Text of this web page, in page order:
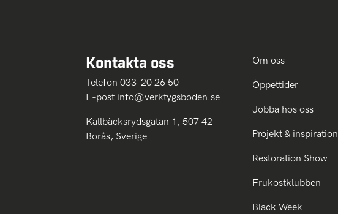
Kontakta oss
Telefon 033-20 26 50
E-post info@verktygsboden.se
Källbäcksrydsgatan 1, 507 42
Borås, Sverige
Om oss
Öppettider
Jobba hos oss
Projekt & inspiration
Restoration Show
Frukostklubben
Black Week